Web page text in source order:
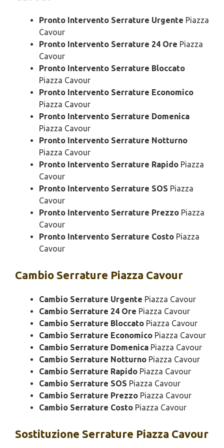
Pronto Intervento Serrature Urgente Piazza
Cavour
Pronto Intervento Serrature 24 Ore Piazza
Cavour
Pronto Intervento Serrature Bloccato
Piazza Cavour
Pronto Intervento Serrature Economico
Piazza Cavour
Pronto Intervento Serrature Domenica
Piazza Cavour
Pronto Intervento Serrature Notturno
Piazza Cavour
Pronto Intervento Serrature Rapido Piazza
Cavour
Pronto Intervento Serrature SOS Piazza
Cavour
Pronto Intervento Serrature Prezzo Piazza
Cavour
Pronto Intervento Serrature Costo Piazza
Cavour
Cambio Serrature Piazza Cavour
Cambio Serrature Urgente Piazza Cavour
Cambio Serrature 24 Ore Piazza Cavour
Cambio Serrature Bloccato Piazza Cavour
Cambio Serrature Economico Piazza Cavour
Cambio Serrature Domenica Piazza Cavour
Cambio Serrature Notturno Piazza Cavour
Cambio Serrature Rapido Piazza Cavour
Cambio Serrature SOS Piazza Cavour
Cambio Serrature Prezzo Piazza Cavour
Cambio Serrature Costo Piazza Cavour
Sostituzione Serrature Piazza Cavour